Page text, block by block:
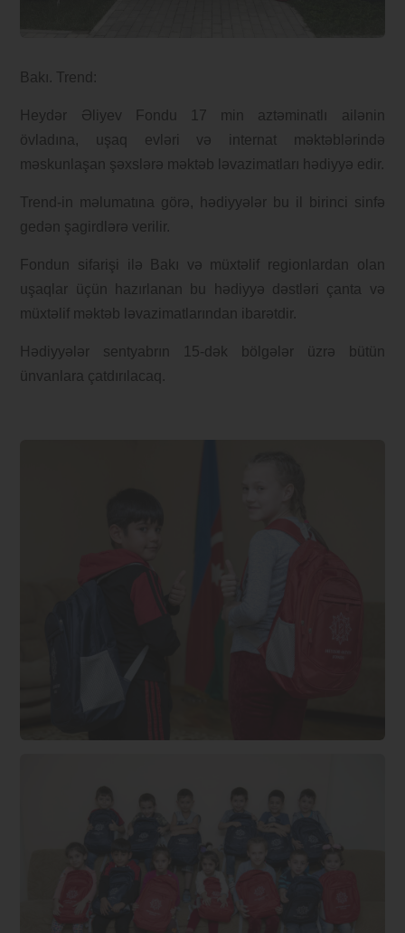
Bakı. Trend:
Heydər Əliyev Fondu 17 min aztəminatlı ailənin
övladına, uşaq evləri və internat məktəblərində
məskunlaşan şəxslərə məktəb ləvazimatları hədiyyə edir.
Trend-in məlumatına görə, hədiyyələr bu il birinci sinfə
gedən şagirdlərə verilir.
Fondun sifarişi ilə Bakı və müxtəlif regionlardan olan
uşaqlar üçün hazırlanan bu hədiyyə dəstləri çanta və
müxtəlif məktəb ləvazimatlarından ibarətdir.
Hədiyyələr sentyabrın 15-dək bölgələr üzrə bütün
ünvanlara çatdırılacaq.